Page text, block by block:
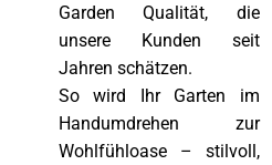
Garden Qualität, die
unsere Kunden seit
Jahren schätzen.
So wird Ihr Garten im
Handumdrehen zur
Wohlfühloase – stilvoll,